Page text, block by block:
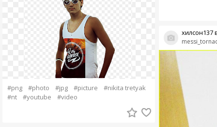
#png #photo #jpg #picture
#nikita tretyak
#nt
#youtube #video
хилсон137